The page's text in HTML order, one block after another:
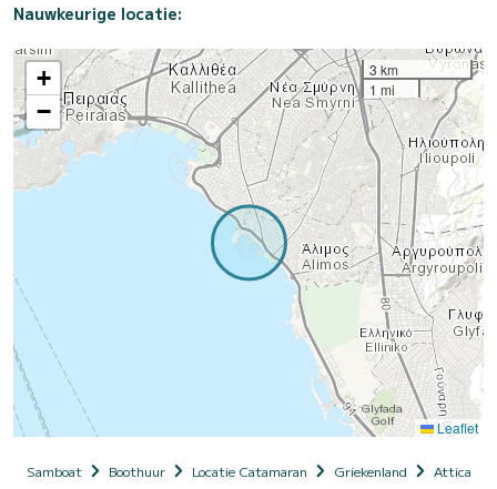
Nauwkeurige locatie:
+
−
3 km
1 mi
Leaflet
Samboat Boothuur Locatie Catamaran Griekenland Attica